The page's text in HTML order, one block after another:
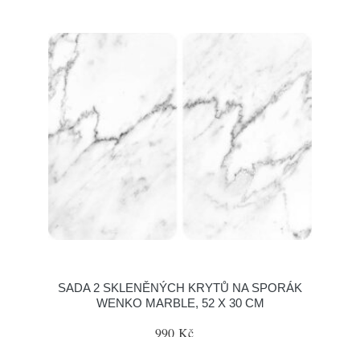
SADA 2 SKLENĚNÝCH KRYTŮ NA SPORÁK
WENKO MARBLE, 52 X 30 CM
990 Kč